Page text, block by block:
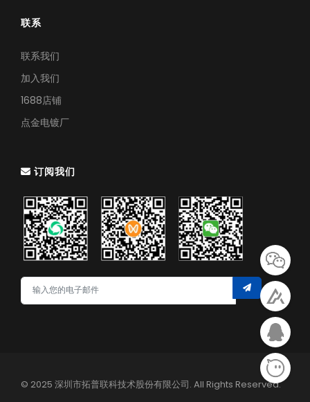
联系
联系我们
加入我们
1688店铺
点金电镀厂
订阅我们
© 2025 深圳市拓普联科技术股份有限公司. All Rights Reserved.